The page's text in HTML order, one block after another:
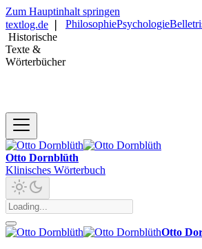
Zum Hauptinhalt springen
textlog.de
Historische
Texte &
Wörterbücher
PhilosophiePsychologie
Otto Dornblüth
Klinisches Wörterbuch
Otto